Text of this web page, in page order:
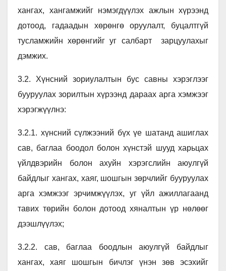
хангах, хангамжийг нэмэгдүүлэх ажлын хүрээнд
дотоод, гадаадын хөрөнгө оруулалт, буцалтгүй
тусламжийн хөрөнгийг уг салбарт зарцуулахыг
дэмжих.
3.2. Хүнсний зориулалтын бус савны хэрэглээг
бууруулах зорилтын хүрээнд дараах арга хэмжээг
хэрэгжүүлнэ:
3.2.1. хүнсний сүлжээний бүх үе шатанд ашиглах
сав, баглаа боодол болон хүнстэй шууд харьцах
үйлдвэрийн болон ахуйн хэрэгслийн аюулгүй
байдлыг хангах, хаяг, шошгын зөрчлийг бууруулах
арга хэмжээг эрчимжүүлэх, уг үйл ажиллагаанд
тавих төрийн болон дотоод хяналтын үр нөлөөг
дээшлүүлэх;
3.2.2. сав, баглаа боодлын аюулгүй байдлыг
хангах, хаяг шошгын бичлэг үнэн зөв эсэхийг